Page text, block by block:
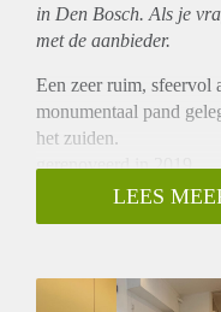
in Den Bosch. Als je
met de aanbieder.
Een zeer ruim, sfeervol
monumentaal pand
het zuiden.
gerenoveerd in 2019.
's-Hertogenbosch
Station en
LEES